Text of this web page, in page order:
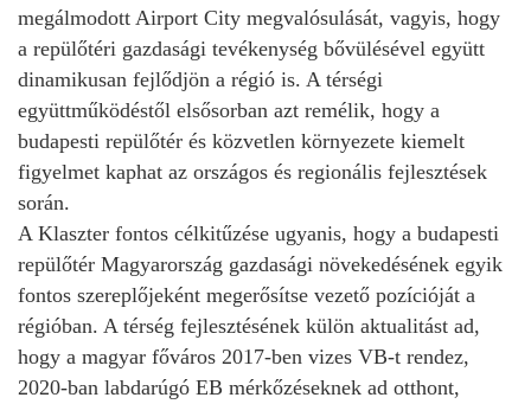
megálmodott Airport City megvalósulását, vagyis, hogy
a repülőtéri gazdasági tevékenység bővülésével együtt
dinamikusan fejlődjön a régió is. A térségi
együttműködéstől elsősorban azt remélik, hogy a
budapesti repülőtér és közvetlen környezete kiemelt
figyelmet kaphat az országos és regionális fejlesztések
során.
A Klaszter fontos célkitűzése ugyanis, hogy a budapesti
repülőtér Magyarország gazdasági növekedésének egyik
fontos szereplőjeként megerősítse vezető pozícióját a
régióban. A térség fejlesztésének külön aktualitást ad,
hogy a magyar főváros 2017-ben vizes VB-t rendez,
2020-ban labdarúgó EB mérkőzéseknek ad otthont,